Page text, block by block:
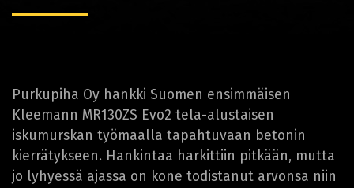
Purkupiha Oy hankki Suomen ensimmäisen
Kleemann MR130ZS Evo2 tela-alustaisen
iskumurskan työmaalla tapahtuvaan betonin
kierrätykseen. Hankintaa harkittiin pitkään, mutta
jo lyhyessä ajassa on kone todistanut arvonsa niin